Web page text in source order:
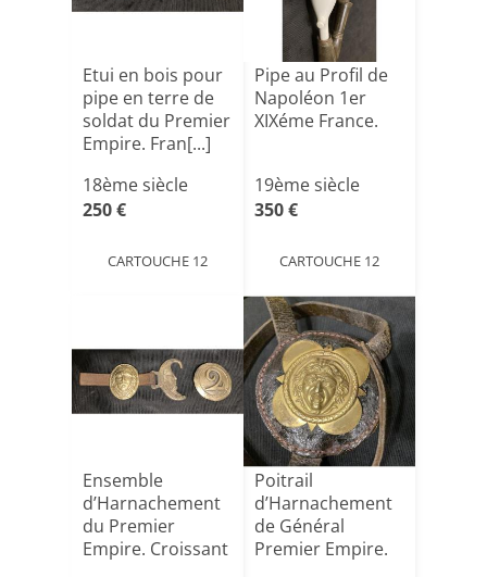
Etui en bois pour
pipe en terre de
soldat du Premier
Empire. Fran[...]
18ème siècle
250 €
CARTOUCHE 12
Pipe au Profil de
Napoléon 1er
XIXéme France.
19ème siècle
350 €
CARTOUCHE 12
Ensemble
d’Harnachement
du Premier
Empire. Croissant
Poitrail
d’Harnachement
de Général
Premier Empire.